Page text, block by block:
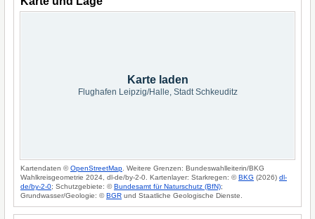
Karte laden
Flughafen Leipzig/Halle, Stadt Schkeuditz
Kartendaten ©OpenStreetMap . Weitere Grenzen: Bundeswahlleiterin/BKG
Wahlkreisgeometrie 2024, dl-de/by-2-0. Kartenlayer: Starkregen: ©BKG (2026) dl-
de/by-2-0; Schutzgebiete: ©Bundesamt für Naturschutz (BfN);
Grundwasser/Geologie: ©BGR und Staatliche Geologische Dienste.